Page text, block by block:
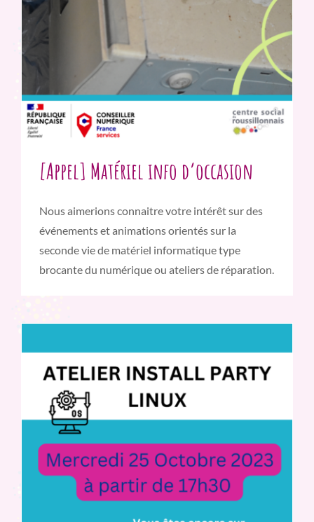
[Appel] Matériel info d’occasion
Nous aimerions connaitre votre intérêt sur des
événements et animations orientés sur la
seconde vie de matériel informatique type
brocante du numérique ou ateliers de réparation.